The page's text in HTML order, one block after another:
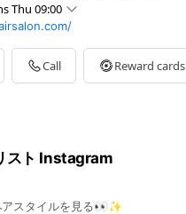
Thu 09:00
日/第1水曜日
Call Reward cards
スト Instagram
アスタイルを見る👀✨